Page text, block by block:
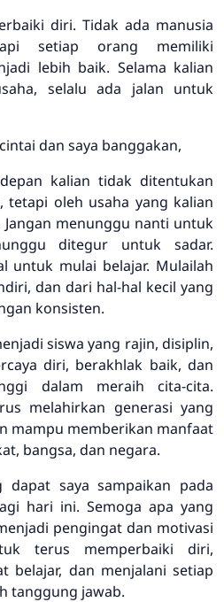
diri. Tidak ada manusia
setiap orang memiliki
lebih baik. Selama kalian
selalu ada jalan untuk
dan saya banggakan,
kalian tidak ditentukan
tetapi oleh usaha yang kalian
Jangan menunggu nanti untuk
ditegur untuk sadar.
untuk mulai belajar. Mulailah
dan dari hal-hal kecil yang
konsisten.
siswa yang rajin, disiplin,
diri, berakhlak baik, dan
dalam meraih cita-cita.
melahirkan generasi yang
mampu memberikan manfaat
bangsa, dan negara.
dapat saya sampaikan pada
hari ini. Semoga apa yang
pengingat dan motivasi
terus memperbaiki diri,
belajar, dan menjalani setiap
tanggung jawab.